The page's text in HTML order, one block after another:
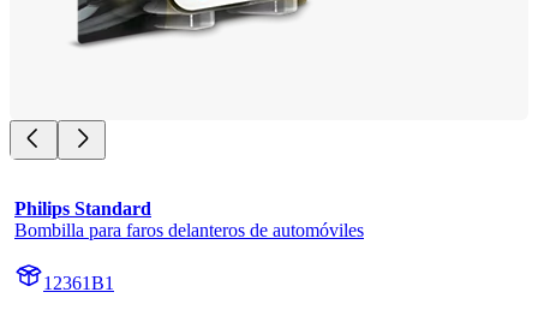
Philips Standard
Bombilla para faros delanteros de automóviles
12361B1